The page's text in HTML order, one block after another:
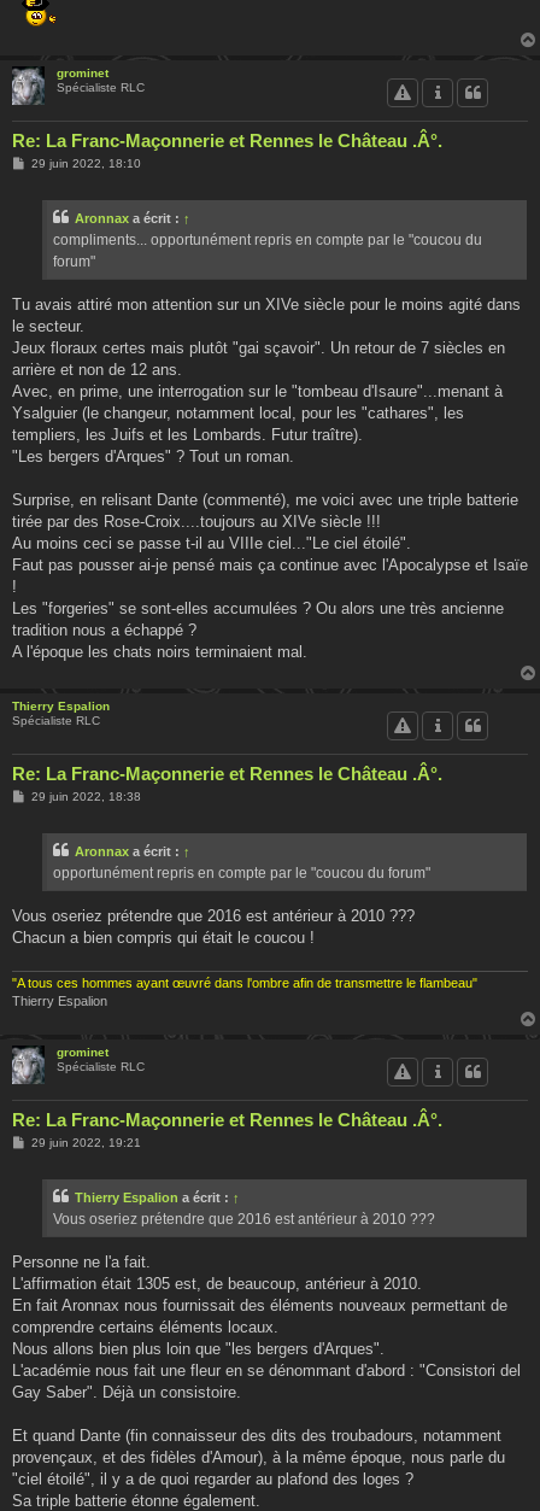
grominet
Spécialiste RLC
Re: La Franc-Maçonnerie et Rennes le Château .Â°.
M29 juin 2022, 18:10
Aronnax a écrit : ↑
compliments... opportunément repris en compte par le "coucou du
forum"
Tu avais attiré mon attention sur un XIVe siècle pour le moins agité dans
le secteur.
Jeux floraux certes mais plutôt "gai sçavoir". Un retour de 7 siècles en
arrière et non de 12 ans.
Avec, en prime, une interrogation sur le "tombeau d'Isaure"...menant à
Ysalguier (le changeur, notamment local, pour les "cathares", les
templiers, les Juifs et les Lombards. Futur traître).
"Les bergers d'Arques" ? Tout un roman.
Surprise, en relisant Dante (commenté), me voici avec une triple batterie
tirée par des Rose-Croix....toujours au XIVe siècle !!!
Au moins ceci se passe t-il au VIIIe ciel..."Le ciel étoilé".
Faut pas pousser ai-je pensé mais ça continue avec l'Apocalypse et Isaïe
!
Les "forgeries" se sont-elles accumulées ? Ou alors une très ancienne
tradition nous a échappé ?
A l'époque les chats noirs terminaient mal.
Thierry Espalion
Spécialiste RLC
Re: La Franc-Maçonnerie et Rennes le Château .Â°.
M29 juin 2022, 18:38
Aronnax a écrit : ↑
opportunément repris en compte par le "coucou du forum"
Vous oseriez prétendre que 2016 est antérieur à 2010 ???
Chacun a bien compris qui était le coucou !
"A tous ces hommes ayant œuvré dans l'ombre afin de transmettre le flambeau"
Thierry Espalion
grominet
Spécialiste RLC
Re: La Franc-Maçonnerie et Rennes le Château .Â°.
M29 juin 2022, 19:21
Thierry Espalion a écrit : ↑
Vous oseriez prétendre que 2016 est antérieur à 2010 ???
Personne ne l'a fait.
L'affirmation était 1305 est, de beaucoup, antérieur à 2010.
En fait Aronnax nous fournissait des éléments nouveaux permettant de
comprendre certains éléments locaux.
Nous allons bien plus loin que "les bergers d'Arques".
L'académie nous fait une fleur en se dénommant d'abord : "Consistori del
Gay Saber". Déjà un consistoire.
Et quand Dante (fin connaisseur des dits des troubadours, notamment
provençaux, et des fidèles d'Amour), à la même époque, nous parle du
"ciel étoilé", il y a de quoi regarder au plafond des loges ?
Sa triple batterie étonne également.